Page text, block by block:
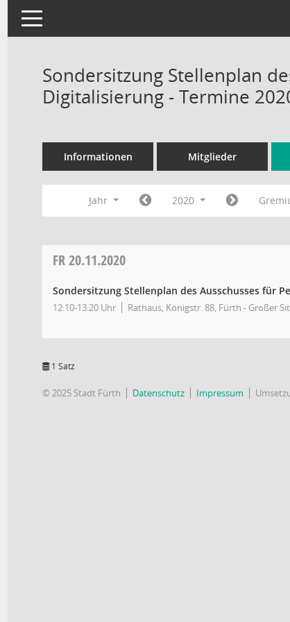
Toggle navigation
Sondersitzung Stellenplan
Digitalisierung - Termine
Informationen Mitglieder
Jahr 2020
FR20.11.2020
Sondersitzung Stellenplan des Ausschusses für
12:10-13:20 Uhr Rathaus, Königstr. 88, Fürth - Großer
1 Satz
© 2025 Stadt Fürth Datenschutz Impressum